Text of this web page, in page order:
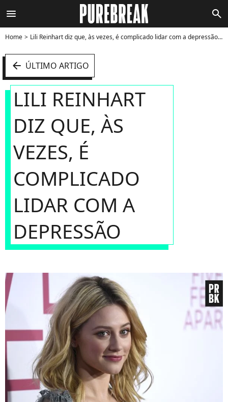
menu search
Home Lili Reinhart diz que, às vezes, é complicado lidar com a depressão - Foto
arrow_left ÚLTIMO ARTIGO
LILI REINHART
DIZ QUE, ÀS
VEZES, É
COMPLICADO
LIDAR COM A
DEPRESSÃO